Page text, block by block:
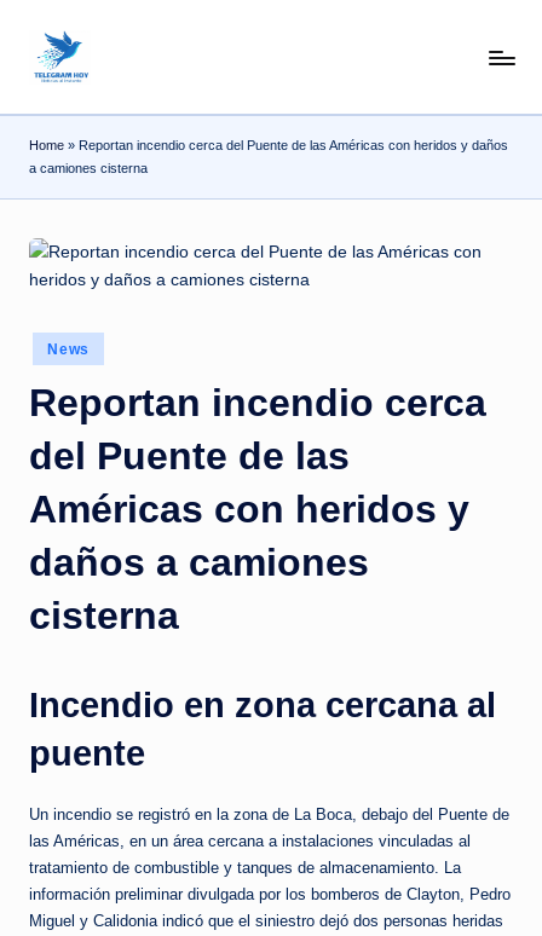
N
o
T
i
T
e
|
N
o
ti
c
a
a
l
n
s
t
Home » Reportan incendio cerca del Puente de las Américas con heridos y daños
a camiones cisterna
Posted
in
News
Reportan incendio cerca
del Puente de las
Américas con heridos y
daños a camiones
cisterna
Incendio en zona cercana al
puente
Un incendio se registró en la zona de La Boca, debajo del Puente de
las Américas, en un área cercana a instalaciones vinculadas al
tratamiento de combustible y tanques de almacenamiento. La
información preliminar divulgada por los bomberos de Clayton, Pedro
Miguel y Calidonia indicó que el siniestro dejó dos personas heridas